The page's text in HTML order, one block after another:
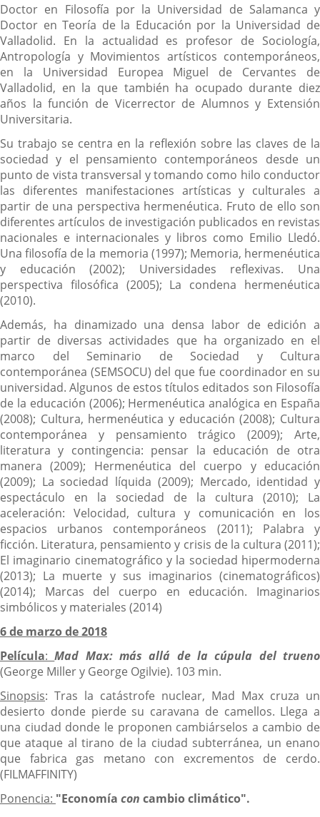
Doctor en Filosofía por la Universidad de Salamanca y
Doctor en Teoría de la Educación por la Universidad de
Valladolid. En la actualidad es profesor de Sociología,
Antropología y Movimientos artísticos contemporáneos,
en la Universidad Europea Miguel de Cervantes de
Valladolid, en la que también ha ocupado durante diez
años la función de Vicerrector de Alumnos y Extensión
Universitaria.
Su trabajo se centra en la reflexión sobre las claves de la
sociedad y el pensamiento contemporáneos desde un
punto de vista transversal y tomando como hilo conductor
las diferentes manifestaciones artísticas y culturales a
partir de una perspectiva hermenéutica. Fruto de ello son
diferentes artículos de investigación publicados en revistas
nacionales e internacionales y libros como Emilio Lledó.
Una filosofía de la memoria (1997); Memoria, hermenéutica
y educación (2002); Universidades reflexivas. Una
perspectiva filosófica (2005); La condena hermenéutica
(2010).
Además, ha dinamizado una densa labor de edición a
partir de diversas actividades que ha organizado en el
marco del Seminario de Sociedad y Cultura
contemporánea (SEMSOCU) del que fue coordinador en su
universidad. Algunos de estos títulos editados son Filosofía
de la educación (2006); Hermenéutica analógica en España
(2008); Cultura, hermenéutica y educación (2008); Cultura
contemporánea y pensamiento trágico (2009); Arte,
literatura y contingencia: pensar la educación de otra
manera (2009); Hermenéutica del cuerpo y educación
(2009); La sociedad líquida (2009); Mercado, identidad y
espectáculo en la sociedad de la cultura (2010); La
aceleración: Velocidad, cultura y comunicación en los
espacios urbanos contemporáneos (2011); Palabra y
ficción. Literatura, pensamiento y crisis de la cultura (2011);
El imaginario cinematográfico y la sociedad hipermoderna
(2013); La muerte y sus imaginarios (cinematográficos)
(2014); Marcas del cuerpo en educación. Imaginarios
simbólicos y materiales (2014)
6 de marzo de 2018
Película:Mad Max: más allá de la cúpula del trueno
(George Miller y George Ogilvie). 103 min.
Sinopsis: Tras la catástrofe nuclear, Mad Max cruza un
desierto donde pierde su caravana de camellos. Llega a
una ciudad donde le proponen cambiárselos a cambio de
que ataque al tirano de la ciudad subterránea, un enano
que fabrica gas metano con excrementos de cerdo.
(FILMAFFINITY)
Ponencia: "Economía con cambio climático".